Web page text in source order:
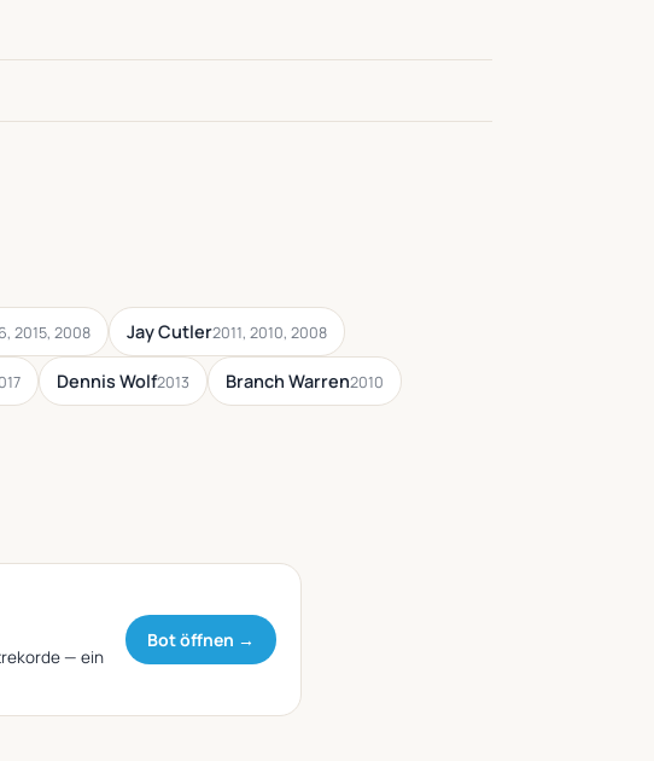
2015, 2008 Jay Cutler2011, 2010, 2008
Dennis Wolf2013 Branch Warren2010
— ein
Bot öffnen →